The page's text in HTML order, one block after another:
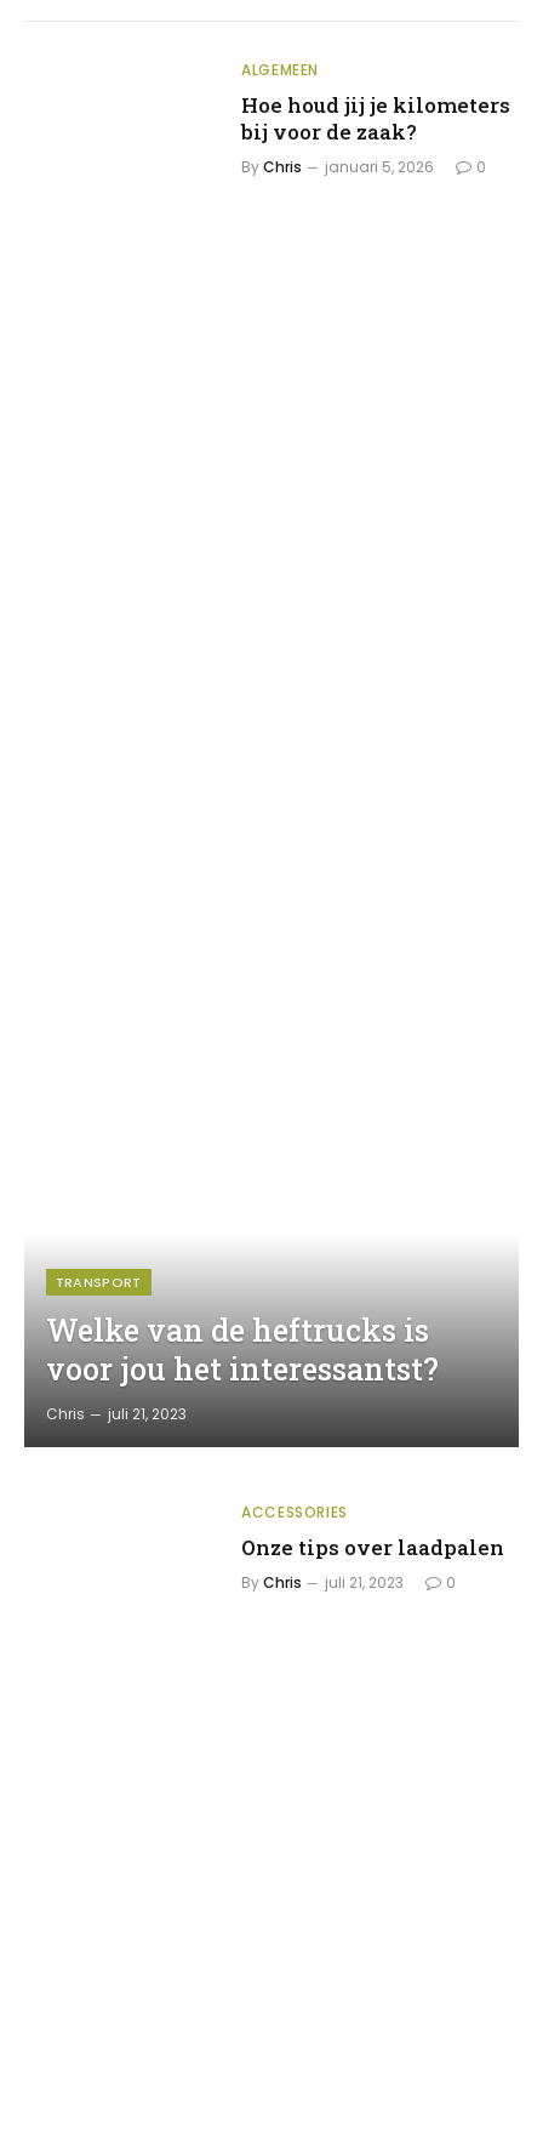
ALGEMEEN
Hoe houd jij je kilometers
bij voor de zaak?
ByChris januari 5, 2026 0
TRANSPORT
Welke van de heftrucks is
voor jou het interessantst?
Chris juli 21, 2023
ACCESSORIES
Onze tips over laadpalen
ByChris juli 21, 2023 0